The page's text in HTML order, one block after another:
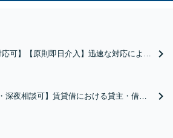
応可】【原則即日介入】迅速な対応により
も可能です。【初回相談無料】
深夜相談可】賃貸借における貸主・借